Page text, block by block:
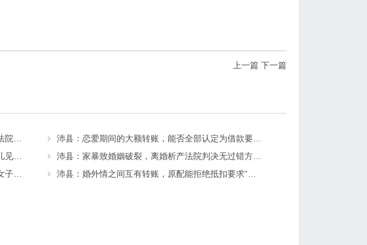
上一篇 下一篇
沛县：恋爱期间的大额转账，能否全部认定为借款要求返还？
沛县：家暴致婚姻破裂，离婚析产法院判决无过错方多分！